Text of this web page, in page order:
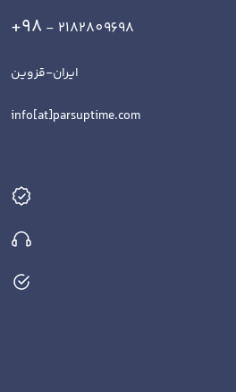
+98 - 2182809698
ایران-قزوین
info[at]parsuptime.com